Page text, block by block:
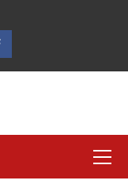
Menu